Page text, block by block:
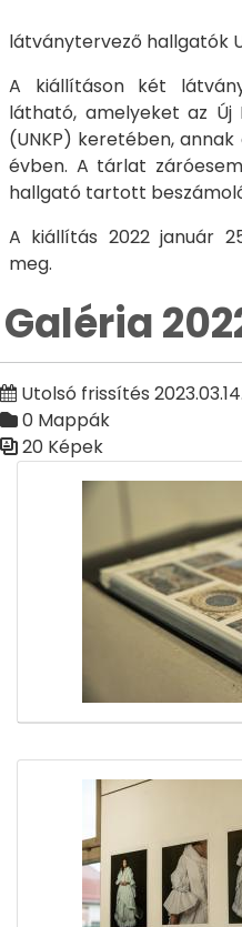
látványtervező hallgatók
A kiállításon két
látható, amelyeket az Új
(UNKP) keretében,
évben. A tárlat
hallgató tartott
A kiállítás 2022 január
meg.
Galéria
Utolsó frissítés 2023.03.14.
0 Mappák
20 Képek